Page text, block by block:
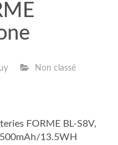
Non classé
FORME BL-S8V,
13.5WH